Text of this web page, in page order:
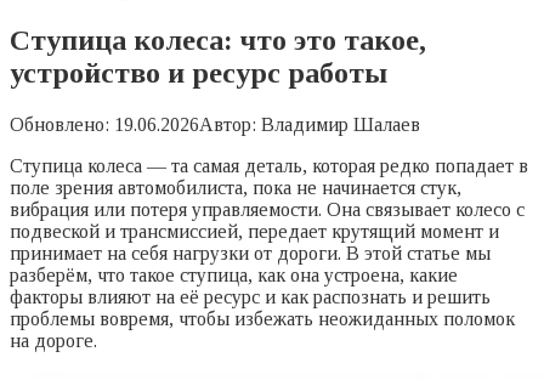
Ступица колеса: что это такое,
устройство и ресурс работы
Обновлено: 19.06.2026Автор: Владимир Шалаев
Ступица колеса — та самая деталь, которая редко попадает в
поле зрения автомобилиста, пока не начинается стук,
вибрация или потеря управляемости. Она связывает колесо с
подвеской и трансмиссией, передает крутящий момент и
принимает на себя нагрузки от дороги. В этой статье мы
разберём, что такое ступица, как она устроена, какие
факторы влияют на её ресурс и как распознать и решить
проблемы вовремя, чтобы избежать неожиданных поломок
на дороге.